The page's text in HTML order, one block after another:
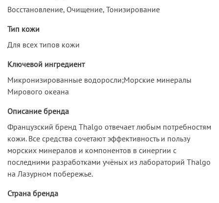
Восстановление, Очищение, Тонизирование
Тип кожи
Для всех типов кожи
Ключевой ингредиент
Микронизированные водоросли;Морские минералы
Мирового океана
Описание бренда
Французский бренд Thalgo отвечает любым потребностям
кожи. Все средства сочетают эффективность и пользу
морских минералов и компонентов в синергии с
последними разработками учёных из лабораторий Thalgo
на Лазурном побережье.
Страна бренда